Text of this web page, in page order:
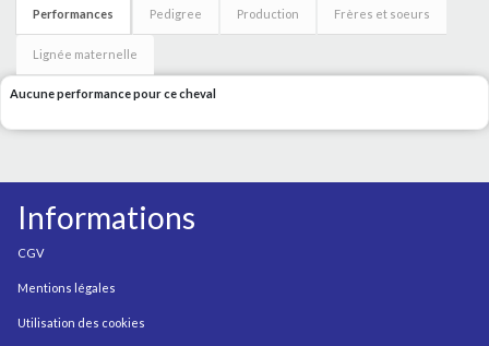
Performances Pedigree Production Frères et soeurs
Lignée maternelle
Aucune performance pour ce cheval
Informations
CGV
Mentions légales
Utilisation des cookies